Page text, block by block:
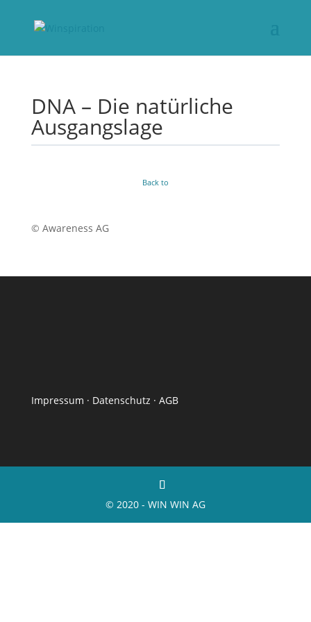
DNA – Die natürliche
Ausgangslage
Back to
© Awareness AG
Impressum · Datenschutz · AGB
© 2020 - WIN WIN AG